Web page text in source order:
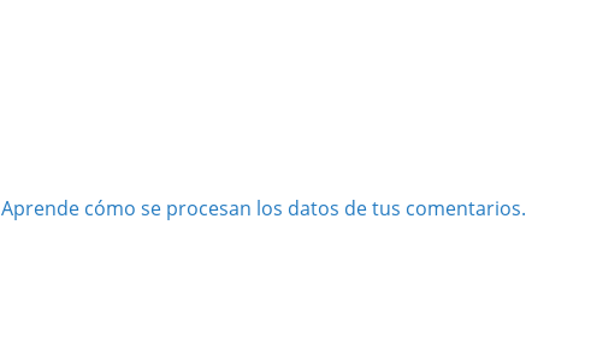
Aprende cómo se procesan los datos de tus comentarios.